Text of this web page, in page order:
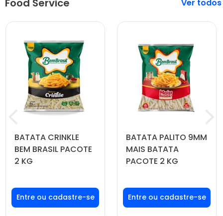
Food Service
BATATA CRINKLE
BEM BRASIL PACOTE
2 KG
Faça seu login ou
cadastre-se para
ver preços e
BATATA PALITO 9MM
MAIS BATATA
PACOTE 2 KG
Faça seu login ou
cadastre-se para
ver preços e